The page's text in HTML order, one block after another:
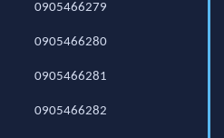
0905466279
0905466280
0905466281
0905466282